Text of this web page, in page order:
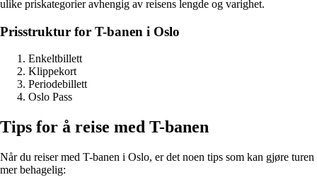
ulike priskategorier avhengig av reisens lengde og varighet.
Prisstruktur for T-banen i Oslo
Enkeltbillett
Klippekort
Periodebillett
Oslo Pass
Tips for å reise med T-banen
Når du reiser med T-banen i Oslo, er det noen tips som kan gjøre turen
mer behagelig: